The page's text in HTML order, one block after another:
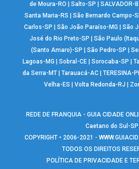
de Moura-RO
|Salto-SP |SALVADOR-
Santa Maria-RS
São Bernardo Campo-
Carlos-SP
São João Paraíso-MG São
José do Rio Preto-SP
São Paulo
(Santo Amaro)-SP
São Pedro-SP
Lagoas-MG
|Sobral-CE |Sorocaba-SP |
da Serra-MT| Tarauacá-AC| TERESINA-PI
Velha-ES
Volta Redonda-RJ
REDE DE FRANQUIA - GUIA CIDADE
Caetano do Sul-SP
COPYRIGHT • 2006-2021 -
TODOS OS DIREITOS
POLÍTICA DE PRIVACIDADE E